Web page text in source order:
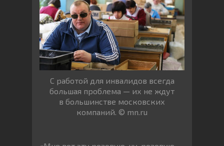
С работой для инвалидов всегда
большая проблема — их не ждут
в большинстве московских
компаний. © mn.ru